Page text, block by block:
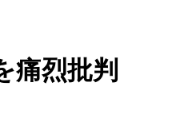
痛烈批判